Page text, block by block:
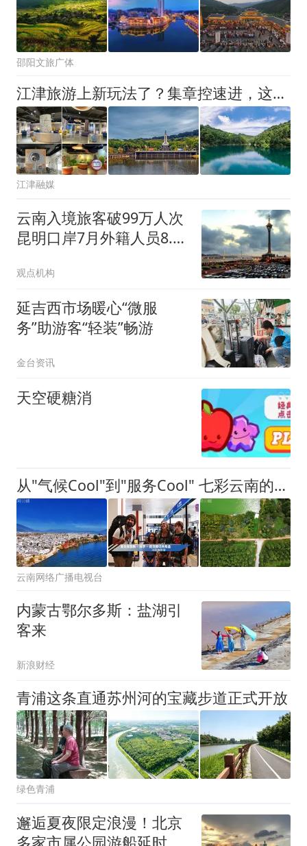
邵阳文旅广体
江津旅游上新玩法了？集章控速进，这波隐藏款千万别错过！
江津融媒
云南入境旅客破99万人次
昆明口岸7月外籍人员8.1
观点机构
延吉西市场暖心“微服
务”助游客“轻装”畅游
金台资讯
天空硬糖消
从"气候Cool"到"服务Cool" 七彩云南的避暑密码
云南网络广播电视台
内蒙古鄂尔多斯：盐湖引
客来
新浪财经
青浦这条直通苏州河的宝藏步道正式开放
绿色青浦
邂逅夏夜限定浪漫！北京